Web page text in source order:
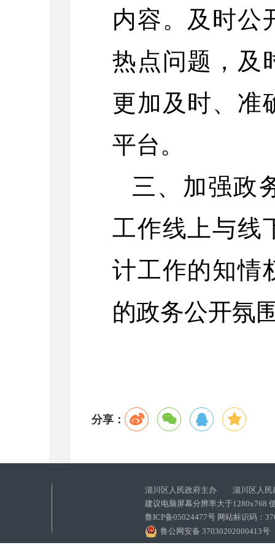
内容。及时公
热点问题，及
更加及时、准
平台。
三、加强政
工作线上与线
计工作的知情
的政务公开氛
分享：
淄川区人民政府主办 淄川区人民
建议电脑屏幕分辨率大于1280x768
鲁ICP备05024477号 网站标识码：
鲁公网安备 37030202000413号